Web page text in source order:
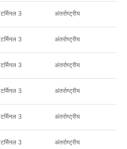
टर्मिनल 3 अंतर्राष्ट्रीय
टर्मिनल 3 अंतर्राष्ट्रीय
टर्मिनल 3 अंतर्राष्ट्रीय
टर्मिनल 3 अंतर्राष्ट्रीय
टर्मिनल 3 अंतर्राष्ट्रीय
टर्मिनल 3 अंतर्राष्ट्रीय